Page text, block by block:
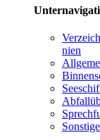
ni­en